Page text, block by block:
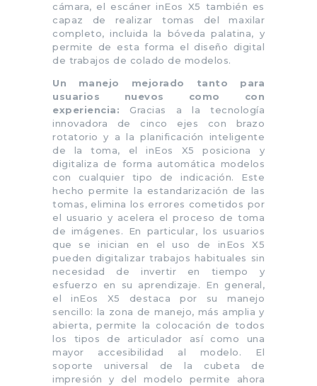
cámara, el escáner inEos X5 también es
capaz de realizar tomas del maxilar
completo, incluida la bóveda palatina, y
permite de esta forma el diseño digital
de trabajos de colado de modelos.
Un manejo mejorado tanto para
usuarios nuevos como con
experiencia: Gracias a la tecnología
innovadora de cinco ejes con brazo
rotatorio y a la planificación inteligente
de la toma, el inEos X5 posiciona y
digitaliza de forma automática modelos
con cualquier tipo de indicación. Este
hecho permite la estandarización de las
tomas, elimina los errores cometidos por
el usuario y acelera el proceso de toma
de imágenes. En particular, los usuarios
que se inician en el uso de inEos X5
pueden digitalizar trabajos habituales sin
necesidad de invertir en tiempo y
esfuerzo en su aprendizaje. En general,
el inEos X5 destaca por su manejo
sencillo: la zona de manejo, más amplia y
abierta, permite la colocación de todos
los tipos de articulador así como una
mayor accesibilidad al modelo. El
soporte universal de la cubeta de
impresión y del modelo permite ahora